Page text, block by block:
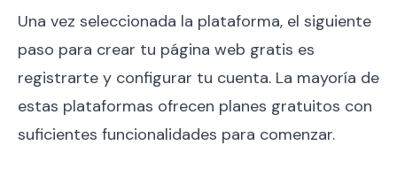
Una vez seleccionada la plataforma, el siguiente
paso para crear tu página web gratis es
registrarte y configurar tu cuenta. La mayoría de
estas plataformas ofrecen planes gratuitos con
suficientes funcionalidades para comenzar.